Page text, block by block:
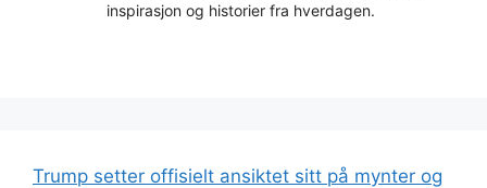
inspirasjon og historier fra hverdagen.
Trump setter offisielt ansiktet sitt på mynter og